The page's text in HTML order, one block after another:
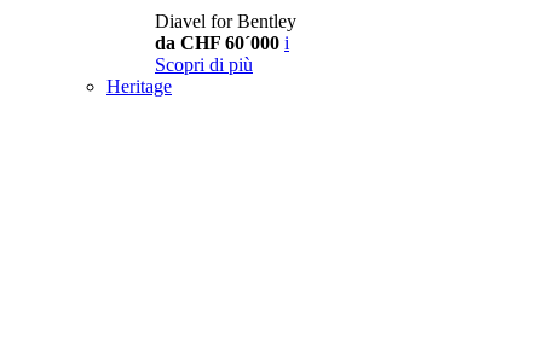
Diavel for Bentley
da CHF 60´000 i
Scopri di più
Heritage